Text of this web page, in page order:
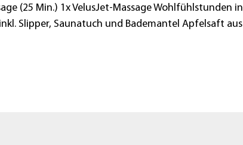
(25 Min.) 1x VelusJet-Massage Wohlfühlstunden in
Slipper, Saunatuch und Bademantel Apfelsaft aus